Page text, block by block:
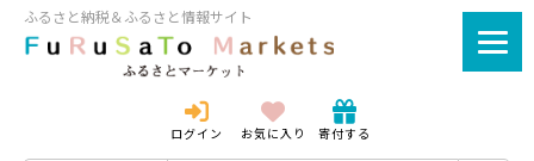
ふるさと納税＆ふるさと情報サイト
ログイン お気に入り 寄付する